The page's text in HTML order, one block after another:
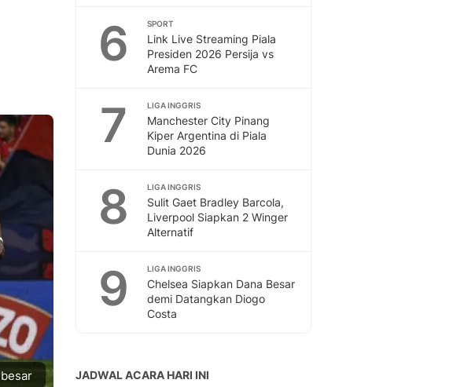
6 SPORT
Link Live Streaming Piala
Presiden 2026 Persija vs
Arema FC
7 LIGA INGGRIS
Manchester City Pinang
Kiper Argentina di Piala
Dunia 2026
8 LIGA INGGRIS
Sulit Gaet Bradley Barcola,
Liverpool Siapkan 2 Winger
Alternatif
9 LIGA INGGRIS
Chelsea Siapkan Dana Besar
demi Datangkan Diogo
Costa